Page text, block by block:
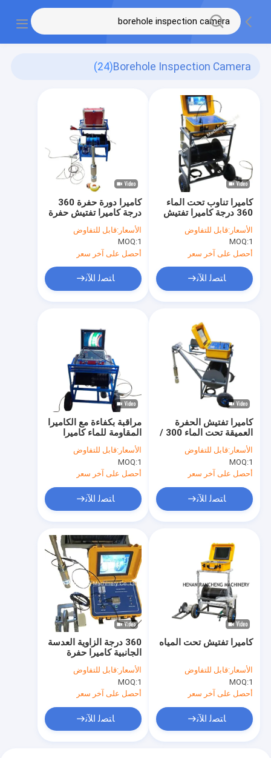
Borehole Inspection Camera
(24)
كاميرا دورة حفرة 360
درجة كاميرا تفتيش حفرة
لجمع بيانات دقيقة
الأسعار:قابل للتفاوض
MOQ:1
أحصل على آخر سعر
ﺎﺘﺼﻟ ﺍﻶﻧ
كاميرا تناوب تحت الماء
360 درجة كاميرا تفتيش
فتحات الحفر للكشف عن
متر
الأسعار:قابل للتفاوض
MOQ:1
أحصل على آخر سعر
ﺎﺘﺼﻟ ﺍﻶﻧ
مراقبة بكفاءة مع الكاميرا
المقاومة للماء كاميرا
فحص فتحة ربط واجهة
مستشعر العمق
الأسعار:قابل للتفاوض
MOQ:1
أحصل على آخر سعر
ﺎﺘﺼﻟ ﺍﻶﻧ
كاميرا تفتيش الحفرة
العميقة تحت الماء 300 /
1200 / 1500 / 2000m
الأسعار:قابل للتفاوض
MOQ:1
أحصل على آخر سعر
ﺎﺘﺼﻟ ﺍﻶﻧ
360 درجة الزاوية العدسة
الجانبية كاميرا حفرة
حفرة كاميرا تفتيش
الحفرة مع 1200 TVL
تعريف بكسلات كاميرا
الضوء المنخفض
الأسعار:قابل للتفاوض
MOQ:1
أحصل على آخر سعر
ﺎﺘﺼﻟ ﺍﻶﻧ
كاميرا تفتيش تحت المياه
الأسعار:قابل للتفاوض
MOQ:1
أحصل على آخر سعر
ﺎﺘﺼﻟ ﺍﻶﻧ